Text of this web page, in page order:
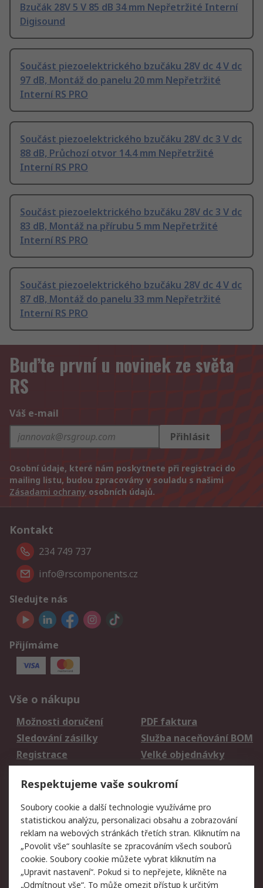
Bzučák 28V 5 V 85 dB 34 mm Nepřetržité Interní
Digisound
Součást piezoelektrického bzučáku 28V dc 4 V dc
97 dB, Montáž do panelu 20 mm Nepřetržité
Interní RS PRO
Součást piezoelektrického bzučáku 28V dc 3 V dc
88 dB, Průchozí otvor 14.4 mm Nepřetržité
Interní RS PRO
Součást piezoelektrického bzučáku 28V dc 3 V dc
83 dB, Montáž na přírubu 5 mm Nepřetržité
Interní RS PRO
Součást piezoelektrického bzučáku 28V dc 4 V dc
87 dB, Montáž do panelu 33 mm Nepřetržité
Interní RS PRO
Buďte první u novinek ze světa
RS
Váš e-mail
Přihlásit
Osobní údaje, které nám poskytnete při registraci do
mailing listu, budou zpracovány v souladu s našimi
Zásadami ochrany osobních údajů.
Kontakt
234 749 737
info@rscomponents.cz
Sledujte nás
Přijímáme
Vše o nákupu
Možnosti doručení
PDF faktura
Sledování zásilky
Služba naceňování BOM
Registrace
Velké objednávky
Právní
Autorská práva
Obchodní podmínky
společnosti RS
Prohlášení o ochraně
údajů
Zabezpečení
elektronické pošty
Zásady pro soubory
Zásady ochrany
Respektujeme vaše soukromí
Soubory cookie a další technologie využíváme pro
statistickou analýzu, personalizaci obsahu a zobrazování
reklam na webových stránkách třetích stran. Kliknutím na
„Povolit vše“ souhlasíte se zpracováním všech souborů
cookie. Soubory cookie můžete vybrat kliknutím na
„Upravit nastavení“. Pokud si to nepřejete, klikněte na
„Odmítnout vše“. To může omezit přístup k určitým